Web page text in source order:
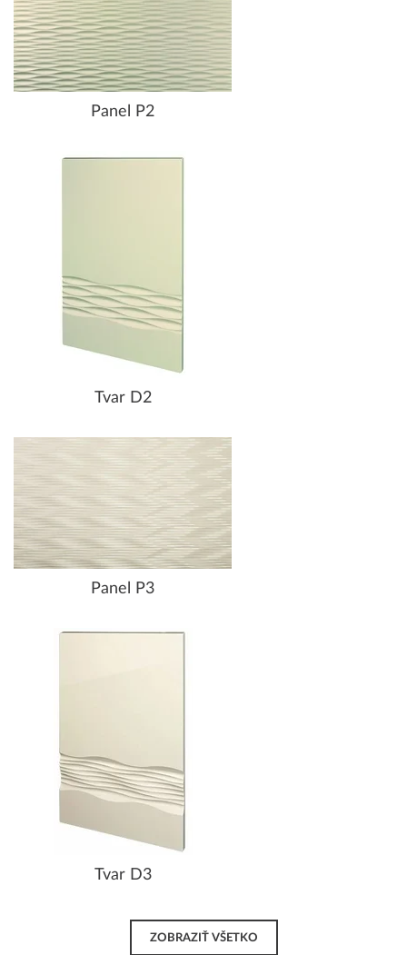
Panel P2
Tvar D2
Panel P3
Tvar D3
ZOBRAZIŤ VŠETKO